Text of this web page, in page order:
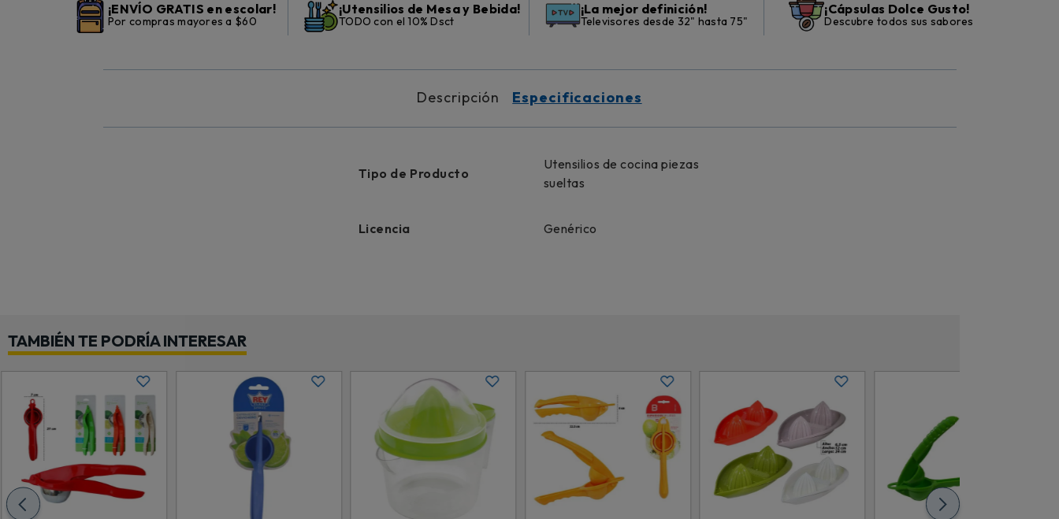
¡ENVÍO GRATIS en escolar!
Por compras mayores a $60
¡Utensilios de Mesa y Bebida!
TODO con el 10% Dsct
¡La mejor definición!
Televisores desde 32" hasta 75"
¡Cápsulas Dolce Gusto!
Descubre todos sus sabores
Descripción Especificaciones
Tipo de Producto
Utensilios de cocina piezas
sueltas
Licencia Genérico
TAMBIÉN TE PODRÍA INTERESAR